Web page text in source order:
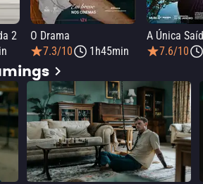
2
O Drama
7.3/10
1h45min
A Única
7.6/10